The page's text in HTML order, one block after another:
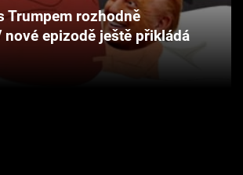
Trumpem rozhodně
epizodě ještě přikládá